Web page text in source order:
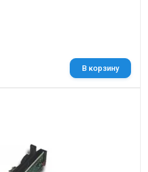
В корзину